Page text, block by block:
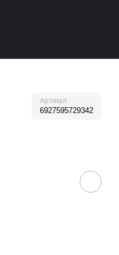
Артикул
6927595729342